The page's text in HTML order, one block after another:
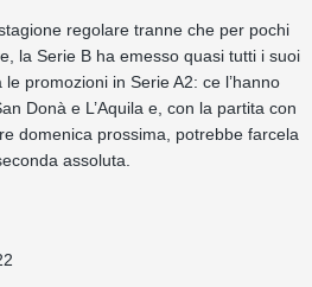
regolare tranne che per pochi
la Serie B ha emesso quasi tutti i suoi
promozioni in Serie A2: ce l’hanno
Donà e L’Aquila e, con la partita con
domenica prossima, potrebbe farcela
assoluta.